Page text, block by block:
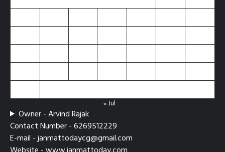
« Jul
Owner - Arvind Rajak
Contact Number - 6269512229
E-mail - janmattodaycg@gmail.com